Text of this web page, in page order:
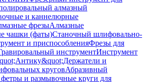
алмазный
и каннелюрные
фрезыАлмазные
чашки (фаты)Станочный шлифовально-
и приспособленияФрезы для
инструментИнструмент
Держатели и
круговАбразивный
и размывочные круги для